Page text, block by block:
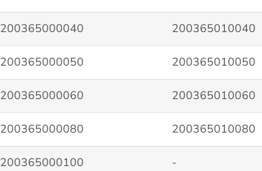
200365000040 200365010040
200365000050 200365010050
200365000060 200365010060
200365000080 200365010080
200365000100 -